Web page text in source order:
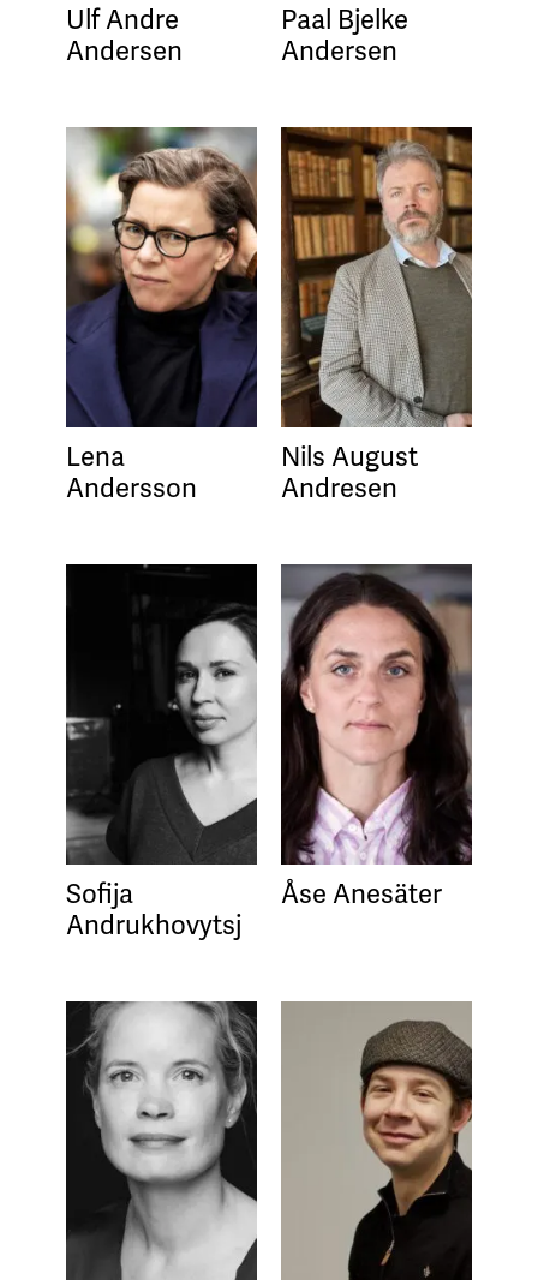
Ulf Andre
Andersen
Paal Bjelke
Andersen
Lena
Andersson
Nils August
Andresen
Sofija
Andrukhovytsj
Åse Anesäter